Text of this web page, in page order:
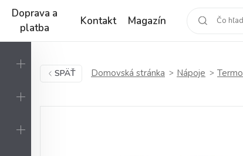
Doprava a
platba
Kontakt Magazín
SPÄŤ Domovská stránka Nápoje